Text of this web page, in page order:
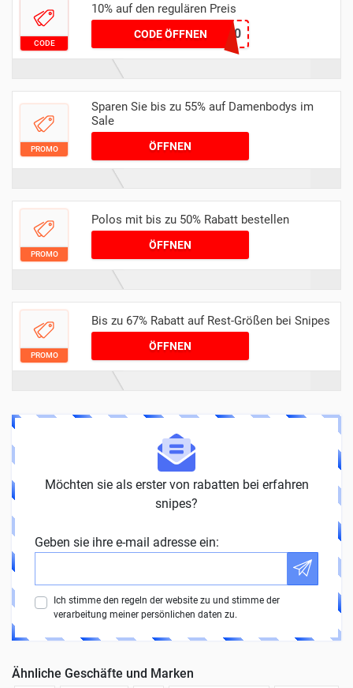
CODE
10% auf den regulären Preis
CODE ÖFFNENCLIQUE10
PROMO
Sparen Sie bis zu 55% auf Damenbodys im
Sale
ÖFFNEN
PROMO
Polos mit bis zu 50% Rabatt bestellen
ÖFFNEN
PROMO
Bis zu 67% Rabatt auf Rest-Größen bei Snipes
ÖFFNEN
Möchten sie als erster von rabatten bei erfahren
snipes?
Geben sie ihre e-mail adresse ein:
Ich stimme den regeln der website zu und stimme der
verarbeitung meiner persönlichen daten zu.
Ähnliche Geschäfte und Marken